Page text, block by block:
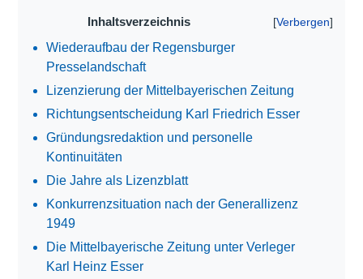
Inhaltsverzeichnis
Wiederaufbau der Regensburger
Presselandschaft
Lizenzierung der Mittelbayerischen Zeitung
Richtungsentscheidung Karl Friedrich Esser
Gründungsredaktion und personelle
Kontinuitäten
Die Jahre als Lizenzblatt
Konkurrenzsituation nach der Generallizenz
1949
Die Mittelbayerische Zeitung unter Verleger
Karl Heinz Esser